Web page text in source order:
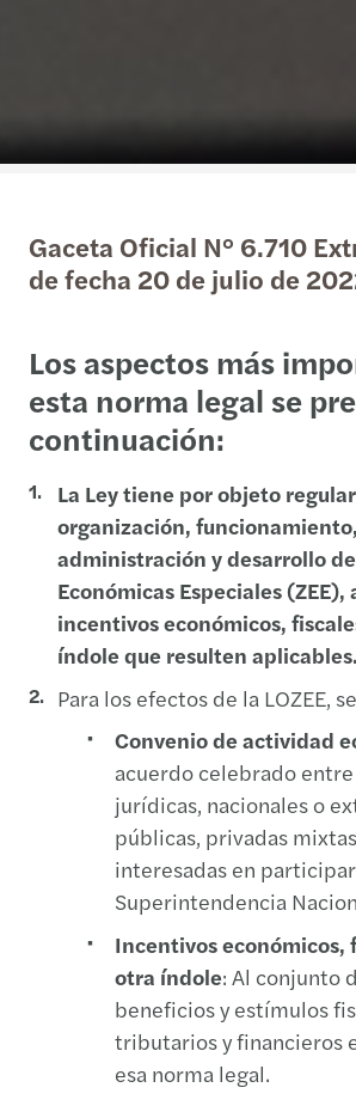
Gaceta Oficial N° 6.710
de fecha 20 de julio de
Los aspectos más
esta norma legal se
continuación:
La Ley tiene por objeto
organización, funcionamiento,
administración y desarrollo
Económicas Especiales (ZEE),
incentivos económicos,
índole que resulten aplicables.
Para los efectos de la LOZEE,
Convenio de actividad
acuerdo celebrado
jurídicas, nacionales o
públicas, privadas
interesadas en participar
Superintendencia
Incentivos económicos,
otra índole: Al conjunto
beneficios y estímulos
tributarios y financieros
esa norma legal.